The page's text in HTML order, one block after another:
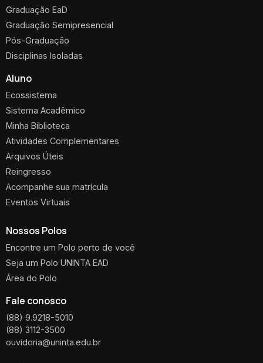
Graduação EaD
Graduação Semipresencial
Pós-Graduação
Disciplinas Isoladas
Aluno
Ecossistema
Sistema Acadêmico
Minha Biblioteca
Atividades Complementares
Arquivos Úteis
Reingresso
Acompanhe sua matrícula
Eventos Virtuais
Nossos Polos
Encontre um Polo perto de você
Seja um Polo UNINTA EAD
Área do Polo
Fale conosco
(88) 9.9218-5010
(88) 3112-3500
ouvidoria@uninta.edu.br